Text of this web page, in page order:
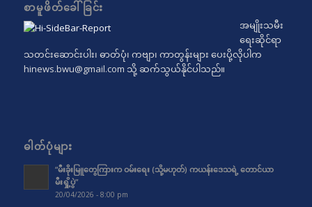
စာမူဖိတ်ခေါ်ခြင်း
အမျိုးသမီး
ရေးဆိုင်ရာ
သတင်းဆောင်းပါး၊ ဓာတ်ပုံ၊ ကဗျာ၊ ကာတွန်းများ ပေးပို့လိုပါက
hinews.bwu@gmail.com သို့ ဆက်သွယ်နိုင်ပါသည်။
ဓါတ်ပုံများ
“မီးခိုးမြူတွေကြားက ဝမ်းရေး (သို့မဟုတ်) ကယန်းဒေသရဲ့ တောင်ယာ
မီးရှို့ပွဲ”
20/04/2026 - 8:00 pm